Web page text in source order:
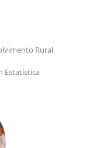
Rural
Estatística